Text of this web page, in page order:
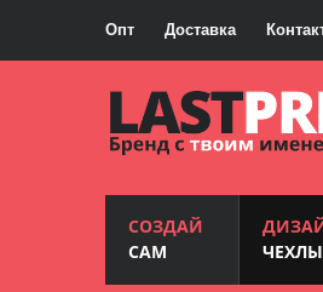
Опт Доставка
СОЗДАЙ
САМ
ЧЕХЛЫ